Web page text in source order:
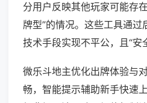
分用户反映其他玩家可能存
牌型”的情况。这些工具通
技术手段实现不平公，且“安
微乐斗地主优化出牌体验与
畅，智能提示辅助新手快速